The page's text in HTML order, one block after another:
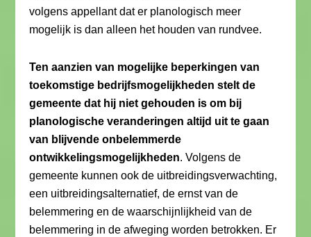
volgens appellant dat er planologisch meer
mogelijk is dan alleen het houden van rundvee.
Ten aanzien van mogelijke beperkingen van
toekomstige bedrijfsmogelijkheden stelt de
gemeente dat hij niet gehouden is om bij
planologische veranderingen altijd uit te gaan
van blijvende onbelemmerde
ontwikkelingsmogelijkheden. Volgens de
gemeente kunnen ook de uitbreidingsverwachting,
een uitbreidingsalternatief, de ernst van de
belemmering en de waarschijnlijkheid van de
belemmering in de afweging worden betrokken. Er